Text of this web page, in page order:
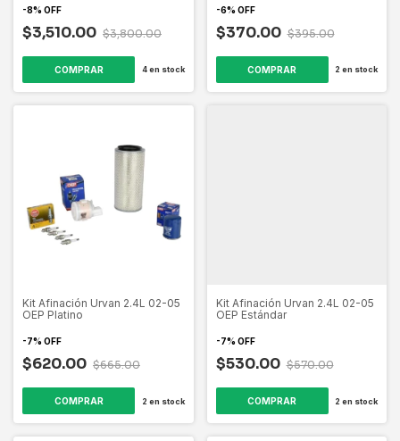
-8% OFF
$3,510.00 $3,800.00
4en stock
-6% OFF
$370.00 $395.00
2 en stock
Kit Afinación Urvan 2.4L 02-05
OEP Platino
-7% OFF
$620.00 $665.00
2 en stock
Kit Afinación Urvan 2.4L 02-05
OEP Estándar
-7% OFF
$530.00 $570.00
2 en stock